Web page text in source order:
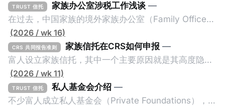
TRUST 信托 家族办公室涉税工作浅谈 —
在过去，中国家族的境外家族办公室（Family Office，
简称家办）不重视税务工作，毕竟中国不对个人的境外
所得征税，也不要求其境外财产进行申报或解释。一般
来说，除非家办涉及复杂的境外税务，比如受益人移民
美国，否则家办税务就是一片空白。家办的关注点更多
的是投资及传承管理，税务上基本上只要简单搭建一些
离岸架构就结束了。 不过，随着中国及其他国家加大对
(2026 / wk 16)
CRS 共同报告准则 家族信托在CRS如何申报 —
富人设立家族信托，其中一个主要原因就是其高度隐秘
性。家族信托是一种法律安排（Legal
Arrangement），透过委托人（Settlor）与受托人
（Trustee）签订信托契约（Trust Deed），让委托人
(2026 / wk 11)
TRUST 信托 私人基金会介绍 —
不少富人成立私人基金会（Private Foundations），作